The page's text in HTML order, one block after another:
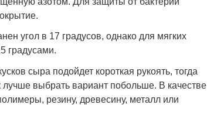
угол в 17 градусов, однако для мягких
градусами.
сыра подойдет короткая рукоять, тогда
лучше выбрать вариант побольше. В качестве
резину, древесину, металл или